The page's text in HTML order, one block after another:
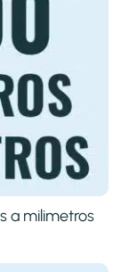
a milimetros